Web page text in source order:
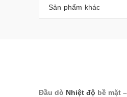
Sản phẩm khác
Đầu dò Nhiệt độ bề mặt